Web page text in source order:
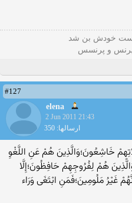
خودش بن شد
و پرنسس
#127
elena
2 Jun 2011 21:43
ارسالها: 350
خَاشِعُونَ؛وَالَّذِينَ هُمْ عَنِ اللَّغْوِ
هُمْ لِفُرُوجِهِمْ حَافِظُونَ؛إِلَّا
غَيْرُ مَلُومِينَ؛فَمَنِ ابْتَغَى وَرَاء